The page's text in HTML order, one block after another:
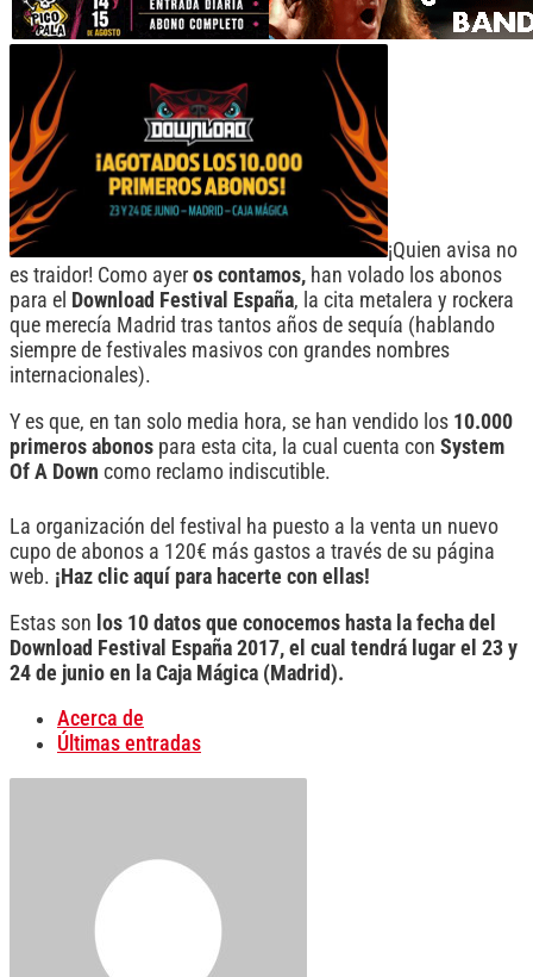
¡Quien avisa no
es traidor! Como ayer os contamos, han volado los abonos
para el Download Festival España, la cita metalera y rockera
que merecía Madrid tras tantos años de sequía (hablando
siempre de festivales masivos con grandes nombres
internacionales).
Y es que, en tan solo media hora, se han vendido los 10.000
primeros abonos para esta cita, la cual cuenta con System
Of A Down como reclamo indiscutible.
La organización del festival ha puesto a la venta un nuevo
cupo de abonos a 120€ más gastos a través de su página
web. ¡Haz clic aquí para hacerte con ellas!
Estas son los 10 datos que conocemos hasta la fecha del
Download Festival España 2017, el cual tendrá lugar el 23 y
24 de junio en la Caja Mágica (Madrid).
Acerca de
Últimas entradas